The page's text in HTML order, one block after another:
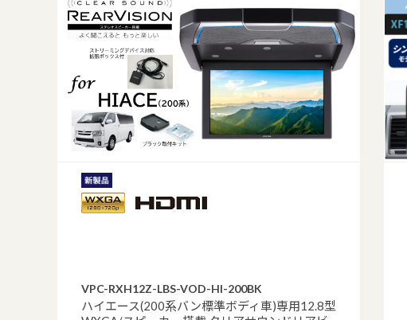
VPC-RXH12Z-LBS-VOD-HI-200BK
ハイエース(200系バン標準ボディ車)専用12.8型